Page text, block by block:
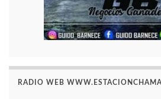
RADIO WEB